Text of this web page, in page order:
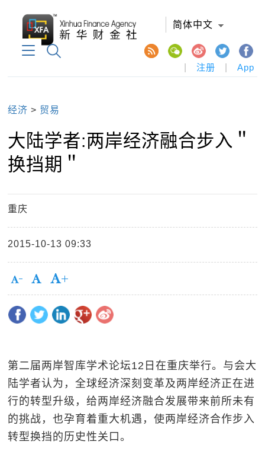
简体中文
注册 App
经济 > 贸易
大陆学者:两岸经济融合步入＂
换挡期＂
重庆
2015-10-13 09:33
第二届两岸智库学术论坛12日在重庆举行。与会大
陆学者认为，全球经济深刻变革及两岸经济正在进
行的转型升级，给两岸经济融合发展带来前所未有
的挑战，也孕育着重大机遇，使两岸经济合作步入
转型换挡的历史性关口。